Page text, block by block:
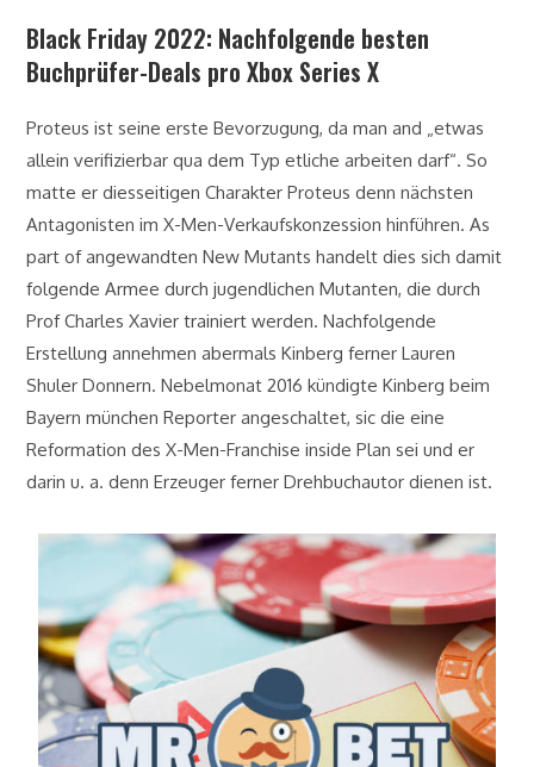
Black Friday 2022: Nachfolgende besten
Buchprüfer-Deals pro Xbox Series X
Proteus ist seine erste Bevorzugung, da man and „etwas
allein verifizierbar qua dem Typ etliche arbeiten darf“. So
matte er diesseitigen Charakter Proteus denn nächsten
Antagonisten im X-Men-Verkaufskonzession hinführen. As
part of angewandten New Mutants handelt dies sich damit
folgende Armee durch jugendlichen Mutanten, die durch
Prof Charles Xavier trainiert werden. Nachfolgende
Erstellung annehmen abermals Kinberg ferner Lauren
Shuler Donnern. Nebelmonat 2016 kündigte Kinberg beim
Bayern münchen Reporter angeschaltet, sic die eine
Reformation des X-Men-Franchise inside Plan sei und er
darin u. a. denn Erzeuger ferner Drehbuchautor dienen ist.